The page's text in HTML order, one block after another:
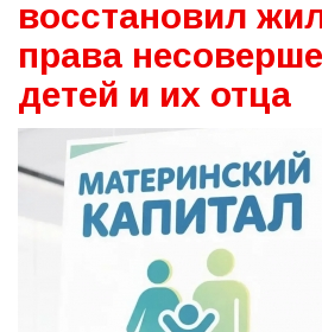
восстановил
права
детей и их отца